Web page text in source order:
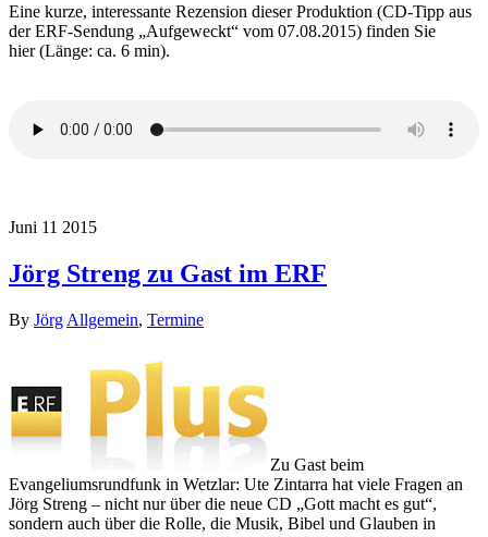
Eine kurze, interessante Rezension dieser Produktion (CD-Tipp aus
der ERF-Sendung „Aufgeweckt“ vom 07.08.2015) finden Sie
hier (Länge: ca. 6 min).
Juni 11 2015
Jörg Streng zu Gast im ERF
By Jörg Allgemein, Termine
Zu Gast beim
Evangeliumsrundfunk in Wetzlar: Ute Zintarra hat viele Fragen an
Jörg Streng – nicht nur über die neue CD „Gott macht es gut“,
sondern auch über die Rolle, die Musik, Bibel und Glauben in